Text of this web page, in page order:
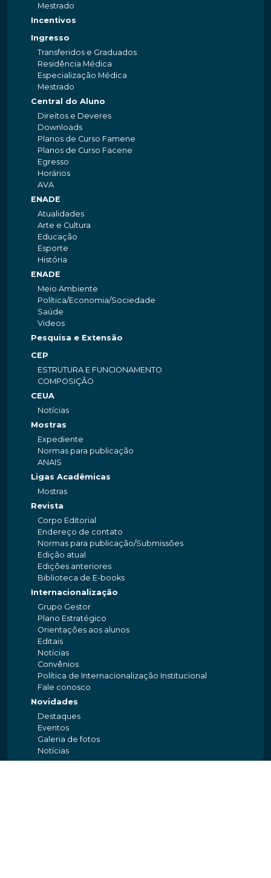
Mestrado
Incentivos
Ingresso
Transferidos e Graduados
Residência Médica
Especialização Médica
Mestrado
Central do Aluno
Direitos e Deveres
Downloads
Planos de Curso Famene
Planos de Curso Facene
Egresso
Horários
AVA
ENADE
Atualidades
Arte e Cultura
Educação
Esporte
História
ENADE
Meio Ambiente
Política/Economia/Sociedade
Saúde
Videos
Pesquisa e Extensão
CEP
ESTRUTURA E FUNCIONAMENTO
COMPOSIÇÃO
CEUA
Notícias
Mostras
Expediente
Normas para publicação
ANAIS
Ligas Acadêmicas
Mostras
Revista
Corpo Editorial
Endereço de contato
Normas para publicação/Submissões
Edição atual
Edições anteriores
Biblioteca de E-books
Internacionalização
Grupo Gestor
Plano Estratégico
Orientações aos alunos
Editais
Notícias
Convênios
Política de Internacionalização Institucional
Fale conosco
Novidades
Destaques
Eventos
Galeria de fotos
Notícias